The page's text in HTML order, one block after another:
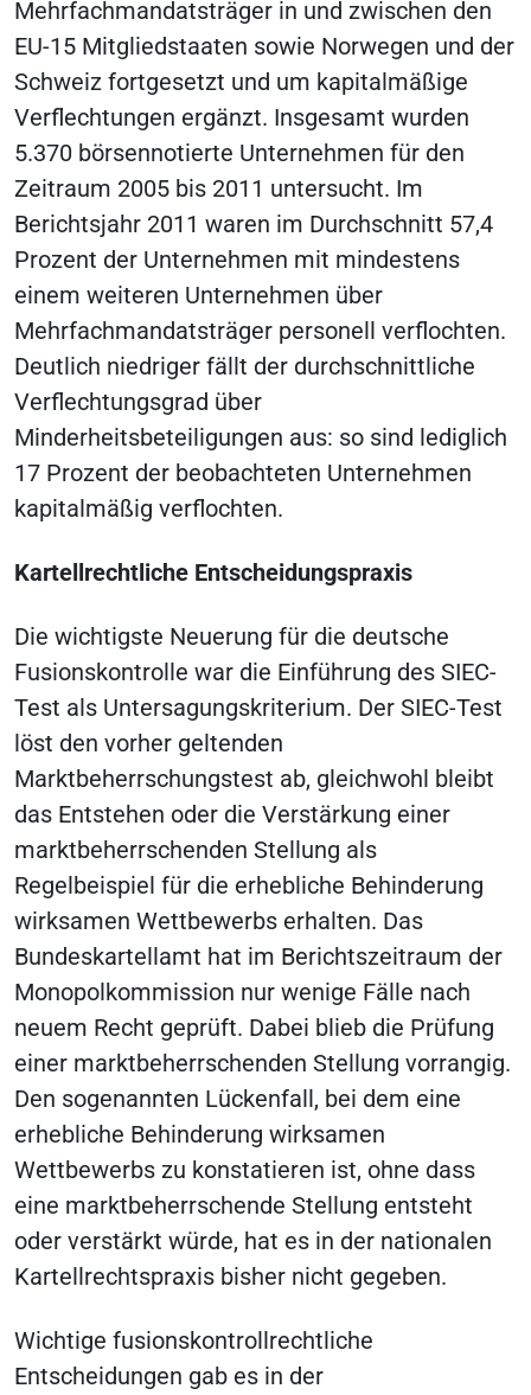
Mehrfachmandatsträger in und zwischen den
EU-15 Mitgliedstaaten sowie Norwegen und der
Schweiz fortgesetzt und um kapitalmäßige
Verflechtungen ergänzt. Insgesamt wurden
5.370 börsennotierte Unternehmen für den
Zeitraum 2005 bis 2011 untersucht. Im
Berichtsjahr 2011 waren im Durchschnitt 57,4
Prozent der Unternehmen mit mindestens
einem weiteren Unternehmen über
Mehrfachmandatsträger personell verflochten.
Deutlich niedriger fällt der durchschnittliche
Verflechtungsgrad über
Minderheitsbeteiligungen aus: so sind lediglich
17 Prozent der beobachteten Unternehmen
kapitalmäßig verflochten.
Kartellrechtliche Entscheidungspraxis
Die wichtigste Neuerung für die deutsche
Fusionskontrolle war die Einführung des SIEC-
Test als Untersagungskriterium. Der SIEC-Test
löst den vorher geltenden
Marktbeherrschungstest ab, gleichwohl bleibt
das Entstehen oder die Verstärkung einer
marktbeherrschenden Stellung als
Regelbeispiel für die erhebliche Behinderung
wirksamen Wettbewerbs erhalten. Das
Bundeskartellamt hat im Berichtszeitraum der
Monopolkommission nur wenige Fälle nach
neuem Recht geprüft. Dabei blieb die Prüfung
einer marktbeherrschenden Stellung vorrangig.
Den sogenannten Lückenfall, bei dem eine
erhebliche Behinderung wirksamen
Wettbewerbs zu konstatieren ist, ohne dass
eine marktbeherrschende Stellung entsteht
oder verstärkt würde, hat es in der nationalen
Kartellrechtspraxis bisher nicht gegeben.
Wichtige fusionskontrollrechtliche
Entscheidungen gab es in der